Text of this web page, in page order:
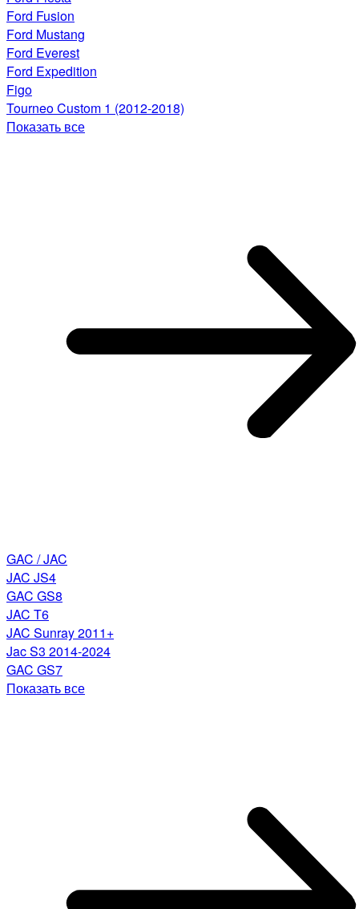
Ford Fusion
Ford Mustang
Ford Everest
Ford Expedition
Figo
Tourneo Custom 1 (2012-2018)
Показать все
GAC / JAC
JAC JS4
GAC GS8
JAC T6
JAC Sunray 2011+
Jac S3 2014-2024
GAC GS7
Показать все